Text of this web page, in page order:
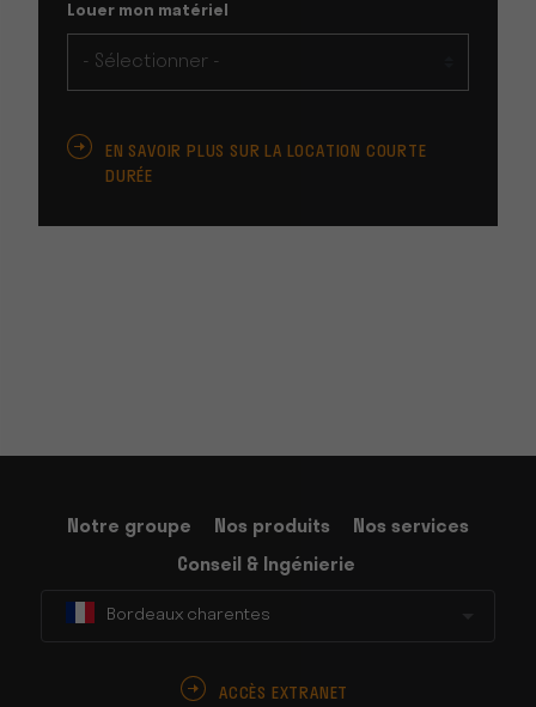
Louer mon matériel
EN SAVOIR PLUS SUR LA LOCATION COURTE
DURÉE
Notre groupe Nos produits
Nos services
Conseil & Ingénierie
Bordeaux charentes
ACCÈS EXTRANET